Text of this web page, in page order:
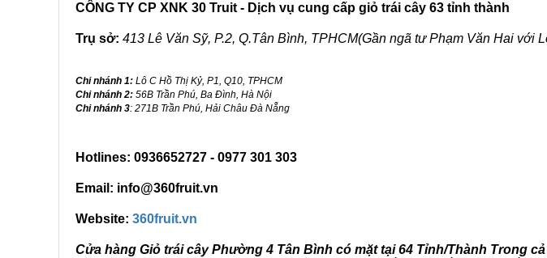
CÔNG TY CP XNK 30 Truit - Dịch vụ cung cấp giỏ trái cây 63 tỉnh thành
Trụ sở: 413 Lê Văn Sỹ, P.2, Q.Tân Bình, TPHCM(Gần ngã tư Phạm Văn Hai với
Chi nhánh 1: Lô C Hồ Thị Kỷ, P1, Q10, TPHCM
Chi nhánh 2: 56B Trần Phú, Ba Đình, Hà Nội
Chi nhánh 3: 271B Trần Phú, Hải Châu Đà Nẵng
Hotlines: 0936652727 - 0977 301 303
Email: info@360fruit.vn
Website: 360fruit.vn
Cửa hàng Giỏ trái cây Phường 4 Tân Bình có mặt tại 64 Tỉnh/Thành Trong